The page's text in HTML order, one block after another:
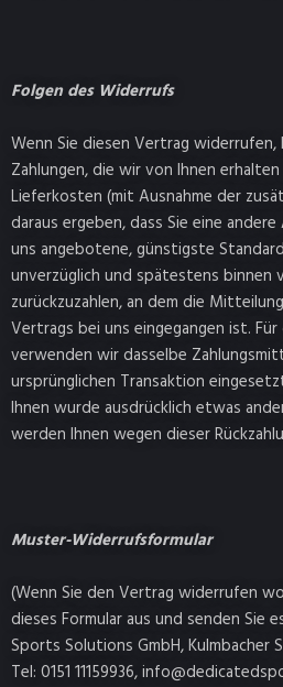
Folgen des Widerrufs
Wenn Sie diesen Vertrag widerrufen,
Zahlungen, die wir von Ihnen
Lieferkosten (mit Ausnahme der
daraus ergeben, dass Sie eine
uns angebotene, günstigste
unverzüglich und spätestens binnen
zurückzuzahlen, an dem die
Vertrags bei uns eingegangen ist. Für
verwenden wir dasselbe
ursprünglichen Transaktion
Ihnen wurde ausdrücklich etwas
werden Ihnen wegen dieser
Muster-Widerrufsformular
(Wenn Sie den Vertrag widerrufen
dieses Formular aus und senden Sie
Sports Solutions GmbH, Kulmbacher
Tel: 0151 11159936,